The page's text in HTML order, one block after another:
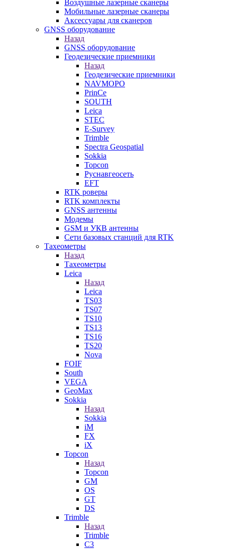
Воздушные лазерные сканеры
Мобильные лазерные сканеры
Аксессуары для сканеров
GNSS оборудование
Назад
GNSS оборудование
Геодезические приемники
Назад
Геодезические приемники
NAVMOPO
PrinCe
SOUTH
Leica
STEC
E-Survey
Trimble
Spectra Geospatial
Sokkia
Topcon
Руснавгеосеть
EFT
RTK роверы
RTK комплекты
GNSS антенны
Модемы
GSM и УКВ антенны
Сети базовых станций для RTK
Тахеометры
Назад
Тахеометры
Leica
Назад
Leica
TS03
TS07
TS10
TS13
TS16
TS20
Nova
FOIF
South
VEGA
GeoMax
Sokkia
Назад
Sokkia
iM
FX
iX
Topcon
Назад
Topcon
GM
OS
GT
DS
Trimble
Назад
Trimble
C3